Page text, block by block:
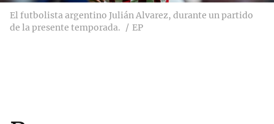
El futbolista argentino Julián Alvarez, durante un partido
de la presente temporada.
EP